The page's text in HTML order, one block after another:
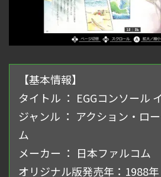
【基本情報】
タイトル ： EGGコンソール
ジャンル ： アクション・ロ
ム
メーカー ： 日本ファルコム
オリジナル版発売年：1988年